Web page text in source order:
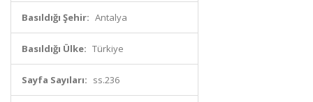
Basıldığı Şehir: Antalya
Basıldığı Ülke: Türkiye
Sayfa Sayıları: ss.236